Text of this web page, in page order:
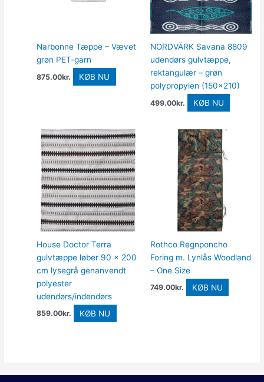
Narbonne Tæppe – Vævet
grøn PET-garn
875.00kr. KØB NU
NORDVÄRK Savana 8809
udendørs gulvtæppe,
rektangulær – grøn
polypropylen (150×210)
499.00kr. KØB NU
House Doctor Terra
gulvtæppe løber 90 x 200
cm lysegrå genanvendt
polyester
udendørs/indendørs
859.00kr. KØB NU
Rothco Regnponcho
Foring m. Lynlås Woodland
– One Size
749.00kr. KØB NU